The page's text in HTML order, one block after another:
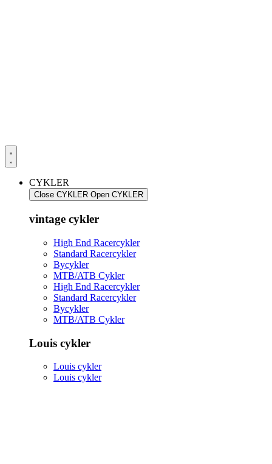
CYKLER
Close CYKLER Open CYKLER
vintage cykler
High End Racercykler
Standard Racercykler
Bycykler
MTB/ATB Cykler
High End Racercykler
Standard Racercykler
Bycykler
MTB/ATB Cykler
Louis cykler
Louis cykler
Louis cykler